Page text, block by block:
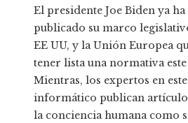
El presidente Joe Biden ya ha
publicado su marco
EE UU, y la Unión Europea
tener lista una normativa este
Mientras, los expertos en
informático publican
la conciencia humana como